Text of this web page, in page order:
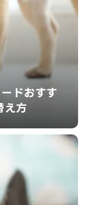
ドおすす
え方